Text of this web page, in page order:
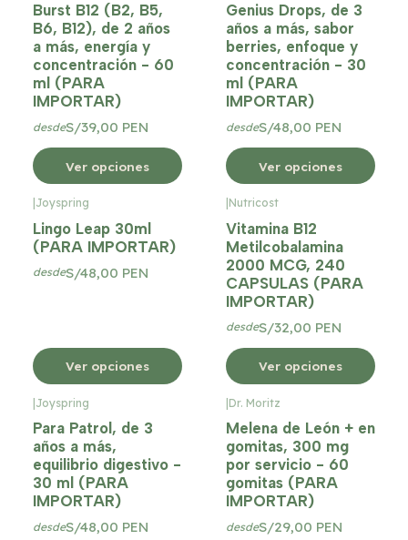
Burst B12 (B2, B5,
B6, B12), de 2 años
a más, energía y
concentración - 60
ml (PARA
IMPORTAR)
desdeS/39,00 PEN
Ver opciones
Genius Drops, de 3
años a más, sabor
berries, enfoque y
concentración - 30
ml (PARA
IMPORTAR)
desdeS/48,00 PEN
Ver opciones
Joyspring
Lingo Leap 30ml
(PARA IMPORTAR)
desdeS/48,00 PEN
Ver opciones
Nutricost
Vitamina B12
Metilcobalamina
2000 MCG, 240
CAPSULAS (PARA
IMPORTAR)
desdeS/32,00 PEN
Ver opciones
Joyspring
Para Patrol, de 3
años a más,
equilibrio digestivo -
30 ml (PARA
IMPORTAR)
desdeS/48,00 PEN
Dr. Moritz
Melena de León + en
gomitas, 300 mg
por servicio - 60
gomitas (PARA
IMPORTAR)
desdeS/29,00 PEN